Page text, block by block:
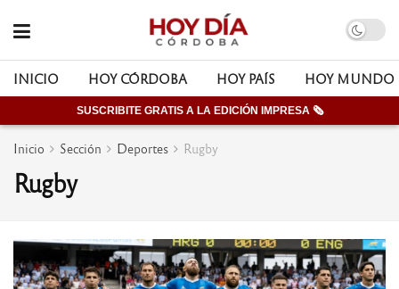
INICIO HOY CÓRDOBA HOY PAÍS HOY MUNDO
SUSCRIBITE GRATIS A LA EDICIÓN IMPRESA 🗞
Inicio Sección Deportes Rugby
Rugby